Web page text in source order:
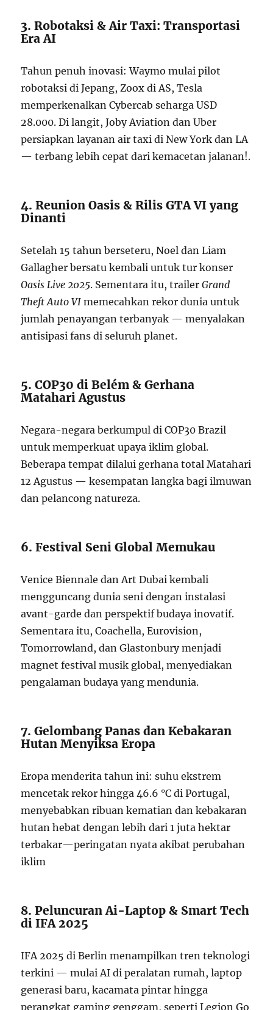
3. Robotaksi & Air Taxi: Transportasi
Era AI
Tahun penuh inovasi: Waymo mulai pilot
robotaksi di Jepang, Zoox di AS, Tesla
memperkenalkan Cybercab seharga USD
28.000. Di langit, Joby Aviation dan Uber
persiapkan layanan air taxi di New York dan LA
— terbang lebih cepat dari kemacetan jalanan!.
4. Reunion Oasis & Rilis GTA VI yang
Dinanti
Setelah 15 tahun berseteru, Noel dan Liam
Gallagher bersatu kembali untuk tur konser
Oasis Live 2025. Sementara itu, trailerGrand
Theft Auto VI memecahkan rekor dunia untuk
jumlah penayangan terbanyak — menyalakan
antisipasi fans di seluruh planet.
5. COP30 di Belém & Gerhana
Matahari Agustus
Negara-negara berkumpul di COP30 Brazil
untuk memperkuat upaya iklim global.
Beberapa tempat dilalui gerhana total Matahari
12 Agustus — kesempatan langka bagi ilmuwan
dan pelancong natureza.
6. Festival Seni Global Memukau
Venice Biennale dan Art Dubai kembali
mengguncang dunia seni dengan instalasi
avant-garde dan perspektif budaya inovatif.
Sementara itu, Coachella, Eurovision,
Tomorrowland, dan Glastonbury menjadi
magnet festival musik global, menyediakan
pengalaman budaya yang mendunia.
7. Gelombang Panas dan Kebakaran
Hutan Menyiksa Eropa
Eropa menderita tahun ini: suhu ekstrem
mencetak rekor hingga 46.6 °C di Portugal,
menyebabkan ribuan kematian dan kebakaran
hutan hebat dengan lebih dari 1 juta hektar
terbakar—peringatan nyata akibat perubahan
iklim
8. Peluncuran Ai-Laptop & Smart Tech
di IFA 2025
IFA 2025 di Berlin menampilkan tren teknologi
terkini — mulai AI di peralatan rumah, laptop
generasi baru, kacamata pintar hingga
perangkat gaming genggam, seperti Legion Go